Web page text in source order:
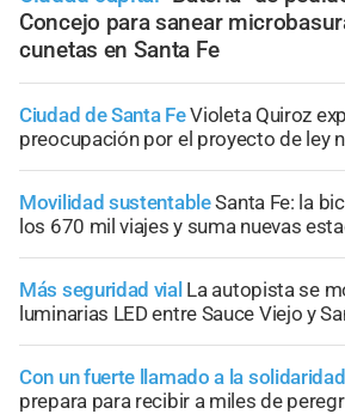
Concejo para sanear
cunetas en Santa Fe
Ciudad de Santa FeVioleta Quiroz
preocupación por el proyecto de ley
Movilidad sustentableSanta Fe: la
los 670 mil viajes y suma nuevas
Más seguridad vial La autopista se
luminarias LED entre Sauce Viejo y
Con un fuerte llamado a la solidaridad
prepara para recibir a miles de